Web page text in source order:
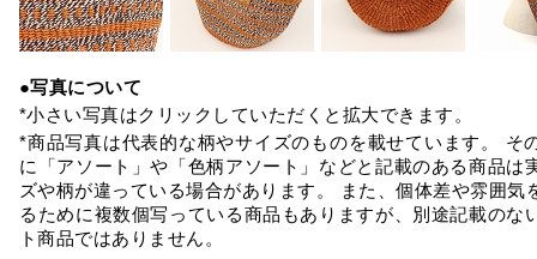
●写真について
*小さい写真はクリックしていただくと拡大できます。
*商品写真は代表的な柄やサイズのものを載せています。 そ
に「アソート」や「色柄アソート」などと記載のある商品は
ズや柄が違っている場合があります。 また、個体差や雰囲気
るために複数個写っている商品もありますが、別途記載のな
ト商品ではありません。